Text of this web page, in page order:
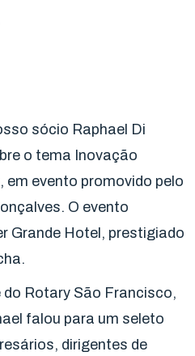
sócio Raphael Di
o tema Inovação
evento promovido pelo
O evento
Grande Hotel, prestigiado
Rotary São Francisco,
falou para um seleto
dirigentes de